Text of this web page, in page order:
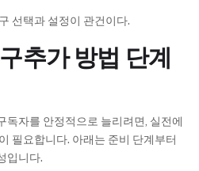
선택과 설정이 관건이다.
추가 방법 단계
독자를 안정적으로 늘리려면, 실전에
필요합니다. 아래는 준비 단계부터
입니다.